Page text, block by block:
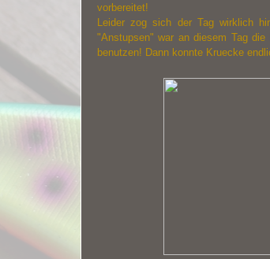
vorbereitet!
Leider zog sich der Tag wirklich
"Anstupsen" war an diesem Tag
benutzen! Dann konnte Kruecke